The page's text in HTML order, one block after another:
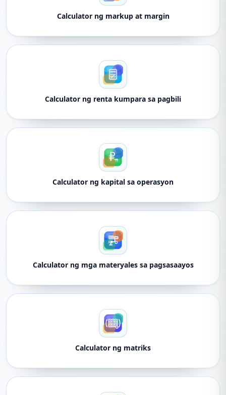
Calculator ng markup at margin
Calculator ng renta kumpara sa pagbili
Calculator ng kapital sa operasyon
Calculator ng mga materyales sa pagsasaayos
Calculator ng matriks